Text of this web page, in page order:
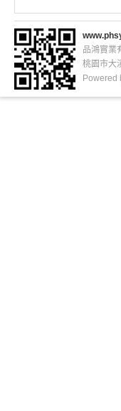
品鴻實業
桃園市大
Powered